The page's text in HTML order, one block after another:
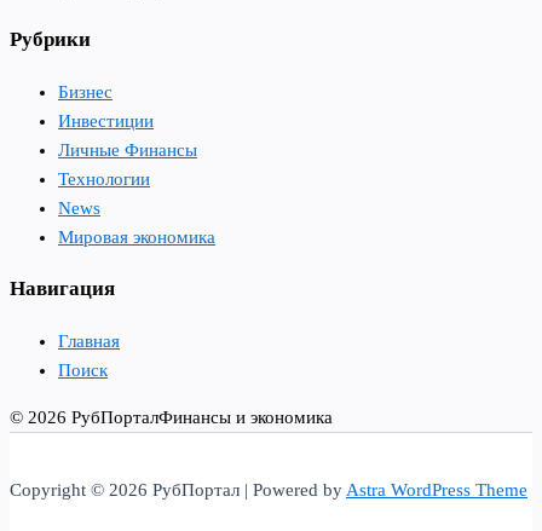
Рубрики
Бизнес
Инвестиции
Личные Финансы
Технологии
News
Мировая экономика
Навигация
Главная
Поиск
© 2026 РубПорталФинансы и экономика
Copyright © 2026 РубПортал | Powered by Astra WordPress Theme